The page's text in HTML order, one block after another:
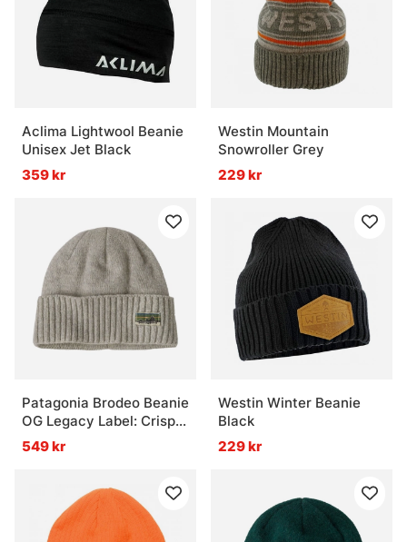
Aclima Lightwool Beanie
Unisex Jet Black
359 kr
Westin Mountain
Snowroller Grey
229 kr
Patagonia Brodeo Beanie
OG Legacy Label: Crisp
Grey
549 kr
Westin Winter Beanie
Black
229 kr